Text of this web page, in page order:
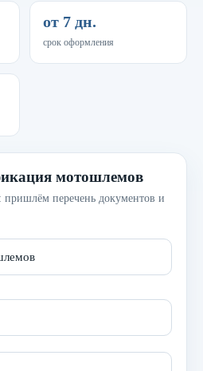
от 7 дн.
срок оформления
мотошлемов
пришлём перечень документов и